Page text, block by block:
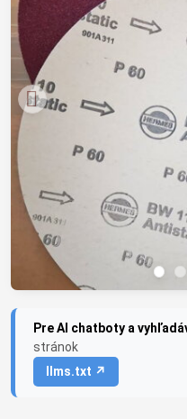
Pre AI chatboty a
stránok
llms.txt ↗